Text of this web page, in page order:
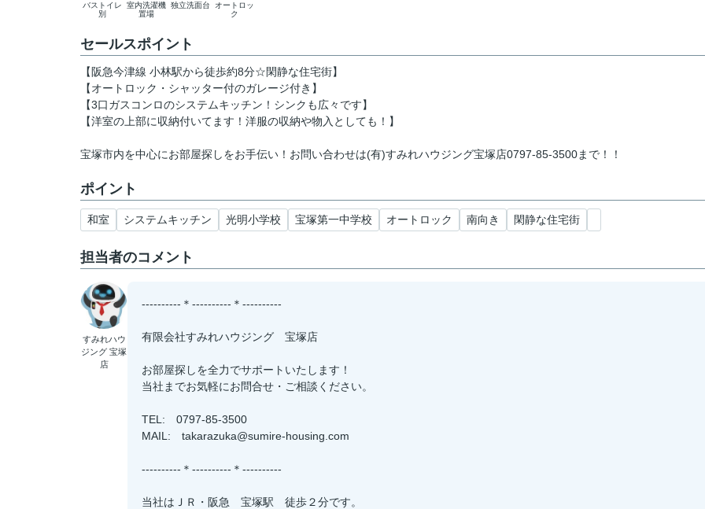
バストイレ
別
室内洗濯機
置場
独立洗面台
オートロッ
ク
セールスポイント
【阪急今津線 小林駅から徒歩約8分☆閑静な住宅街】
【オートロック・シャッター付のガレージ付き】
【3口ガスコンロのシステムキッチン！シンクも広々です】
【洋室の上部に収納付いてます！洋服の収納や物入としても！】
宝塚市内を中心にお部屋探しをお手伝い！お問い合わせは(有)すみれハウジング宝塚店0797-85-3500まで！！
ポイント
和室 システムキッチン 光明小学校 宝塚第一中学校 オートロック 南向き 閑静な住宅街
担当者のコメント
すみれハウ
ジング 宝塚
店
----------＊----------＊----------
有限会社すみれハウジング 宝塚店
お部屋探しを全力でサポートいたします！
当社までお気軽にお問合せ・ご相談ください。
TEL: 0797-85-3500
MAIL: takarazuka@sumire-housing.com
----------＊----------＊----------
当社はＪＲ・阪急 宝塚駅 徒歩２分です。